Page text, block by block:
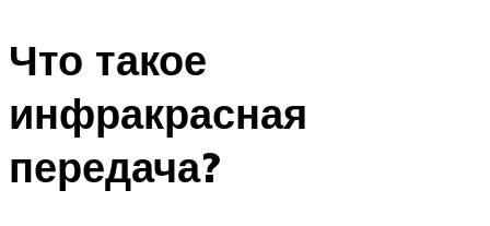
Что такое
инфракрасная
передача?